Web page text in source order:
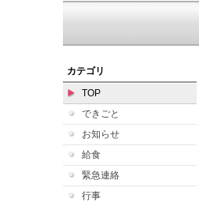
カテゴリ
TOP
できごと
お知らせ
給食
緊急連絡
行事